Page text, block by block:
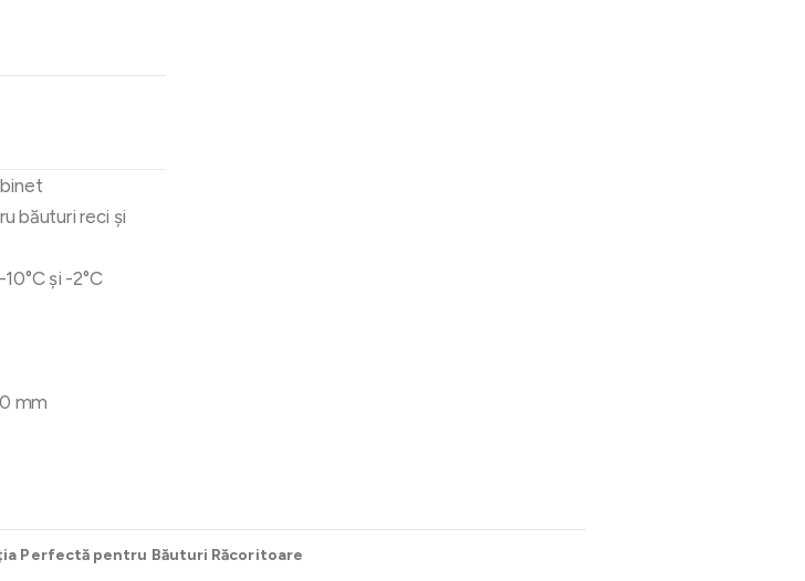
băuturi reci și
și -2°C
mm
Perfectă pentru Băuturi Răcoritoare